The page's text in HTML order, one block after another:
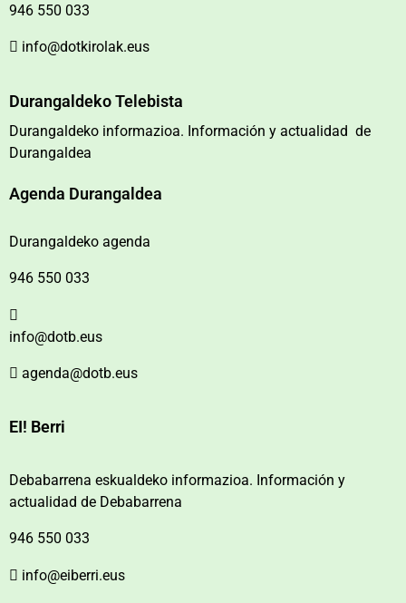
946 550 033
info@dotkirolak.eus
Durangaldeko Telebista
Durangaldeko informazioa. Información y actualidad de
Durangaldea
Agenda Durangaldea
Durangaldeko agenda
946 550 033
info@dotb.eus
agenda@dotb.eus
EI! Berri
Debabarrena eskualdeko informazioa. Información y
actualidad de Debabarrena
946 550 033
info@eiberri.eus